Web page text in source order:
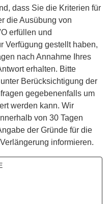
dass Sie die Kriterien für
die Ausübung von
erfüllen und
Verfügung gestellt haben,
nach Annahme Ihres
erhalten. Bitte
Berücksichtigung der
gegebenenfalls um
werden kann. Wir
von 30 Tagen
der Gründe für die
informieren.